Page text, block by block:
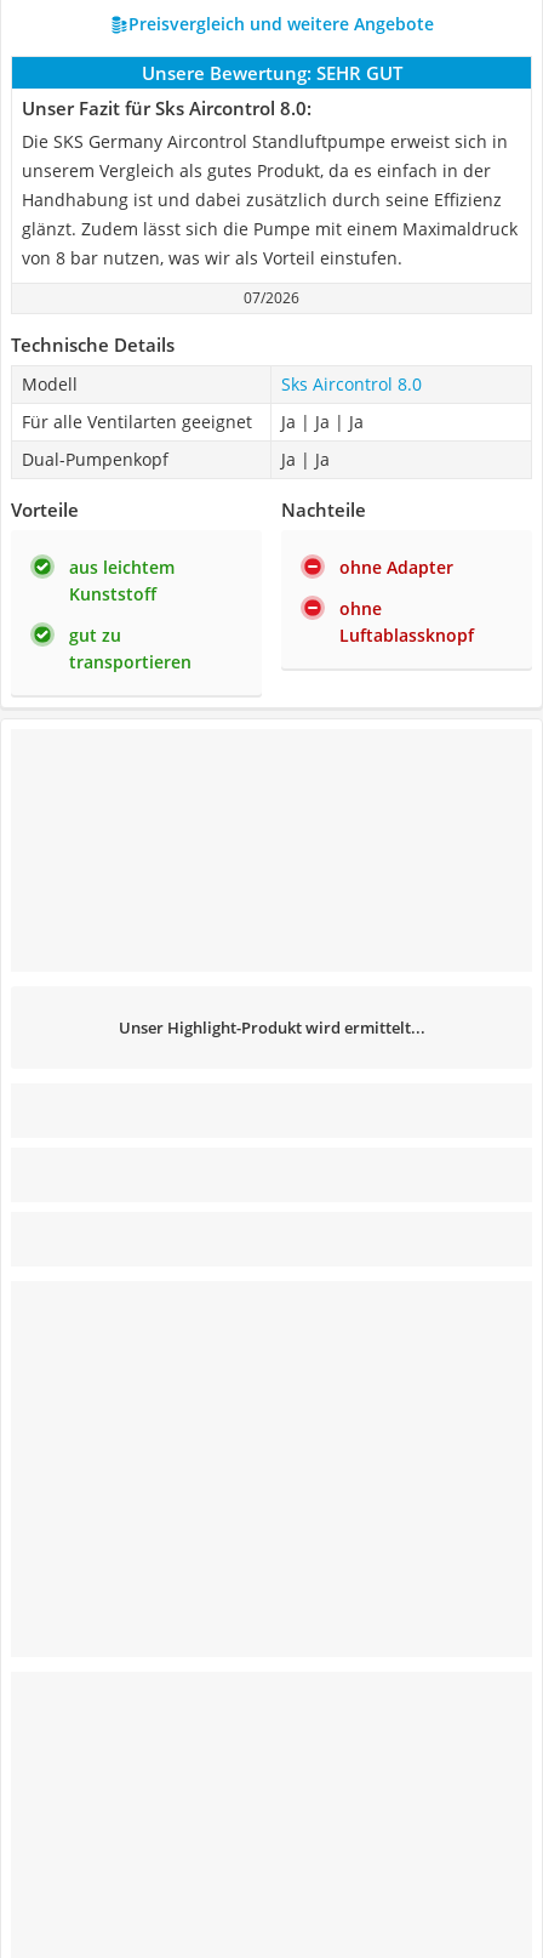
Preisvergleich und weitere Angebote
Unsere Bewertung: SEHR GUT
Unser Fazit für Sks Aircontrol 8.0:
Die SKS Germany Aircontrol Standluftpumpe erweist sich in
unserem Vergleich als gutes Produkt, da es einfach in der
Handhabung ist und dabei zusätzlich durch seine Effizienz
glänzt. Zudem lässt sich die Pumpe mit einem Maximaldruck
von 8 bar nutzen, was wir als Vorteil einstufen.
07/2026
Technische Details
Modell
Sks Aircontrol 8.0
Für alle Ventilarten geeignet
Ja | Ja | Ja
Dual-Pumpenkopf
Ja | Ja
Vorteile
aus leichtem
Kunststoff
gut zu
transportieren
Nachteile
ohne Adapter
ohne
Luftablassknopf
Unser Highlight-Produkt wird ermittelt...